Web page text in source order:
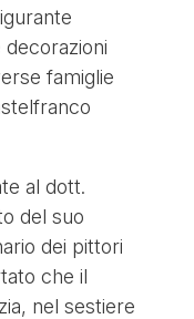
decorazioni
famiglie
al dott.
del suo
dei pittori
che il
nel sestiere